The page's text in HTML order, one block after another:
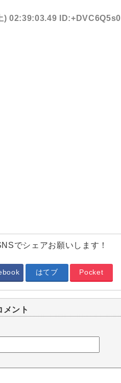
) 02:39:03.49 ID:+DVC6Q5s0
でシェアお願いします！
はてブ Pocket
メント